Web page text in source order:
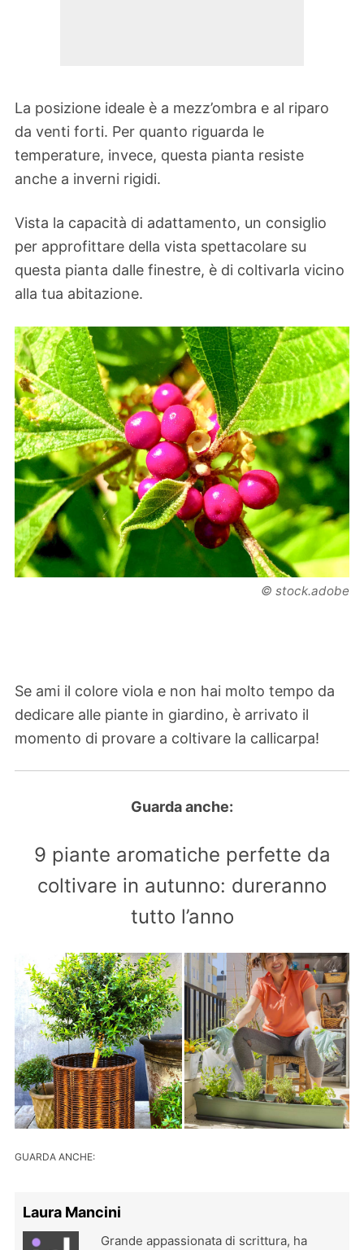
La posizione ideale è a mezz’ombra e al riparo
da venti forti. Per quanto riguarda le
temperature, invece, questa pianta resiste
anche a inverni rigidi.
Vista la capacità di adattamento, un consiglio
per approfittare della vista spettacolare su
questa pianta dalle finestre, è di coltivarla vicino
alla tua abitazione.
© stock.adobe
Se ami il colore viola e non hai molto tempo da
dedicare alle piante in giardino, è arrivato il
momento di provare a coltivare la callicarpa!
Guarda anche:
9 piante aromatiche perfette da
coltivare in autunno: dureranno
tutto l’anno
GUARDA ANCHE:
Laura Mancini
Grande appassionata di scrittura, ha